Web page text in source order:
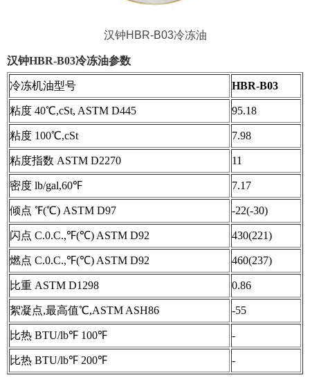
汉钟HBR-B03冷冻油
汉钟HBR-B03冷冻油参数
冷冻机油型号 HBR-B03
粘度 40℃,cSt, ASTM D445 95.18
粘度 100℃,cSt 7.98
粘度指数 ASTM D2270 11
密度 lb/gal,60℉ 7.17
倾点 ℉(℃) ASTM D97 -22(-30)
闪点 C.0.C.,℉(℃) ASTM D92 430(221)
燃点 C.0.C.,℉(℃) ASTM D92 460(237)
比重 ASTM D1298 0.86
絮凝点,最高值℃,ASTM ASH86 -55
比热 BTU/lb℉ 100℉ -
比热 BTU/lb℉ 200℉ -